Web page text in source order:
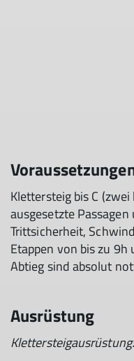
Klettersteig bis C
ausgesetzte
Trittsicherheit,
Etappen von bis zu
Abtieg sind absolut
Ausrüstung
Klettersteigausrüstung: